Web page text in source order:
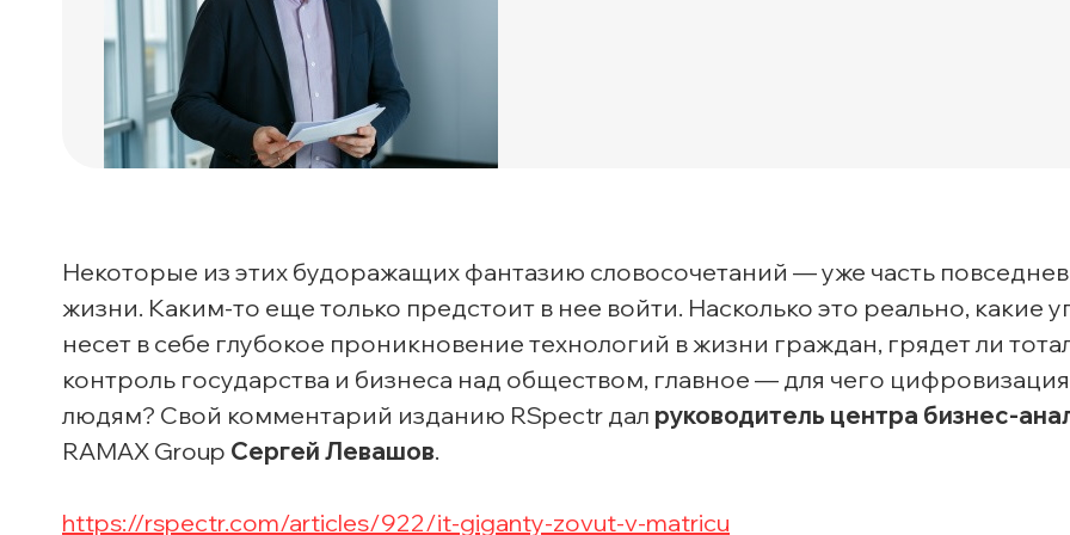
Некоторые из этих будоражащих фантазию словосочетаний — уже часть
жизни. Каким-то еще только предстоит в нее войти. Насколько это реально, какие
несет в себе глубокое проникновение технологий в жизни граждан, грядет ли
контроль государства и бизнеса над обществом, главное — для чего цифровизация
людям? Свой комментарий изданию RSpectr дал руководитель центра бизнес-
RAMAX Group Сергей Левашов.
https://rspectr.com/articles/922/it-giganty-zovut-v-matricu